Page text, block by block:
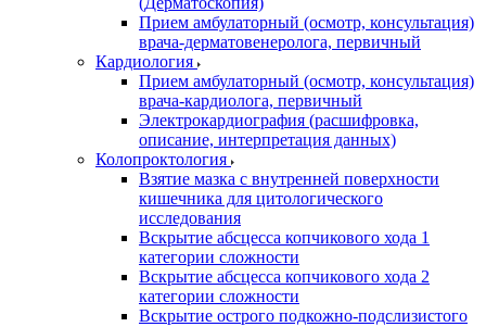
Прием амбулаторный (осмотр, консультация)
врача-дерматовенеролога, первичный
Кардиология
Прием амбулаторный (осмотр, консультация)
врача-кардиолога, первичный
Электрокардиография (расшифровка,
описание, интерпретация данных)
Колопроктология
Взятие мазка с внутренней поверхности
кишечника для цитологического
исследования
Вскрытие абсцесса копчикового хода 1
категории сложности
Вскрытие абсцесса копчикового хода 2
категории сложности
Вскрытие острого подкожно-подслизистого